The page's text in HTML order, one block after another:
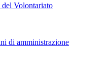
del Volontariato
di amministrazione